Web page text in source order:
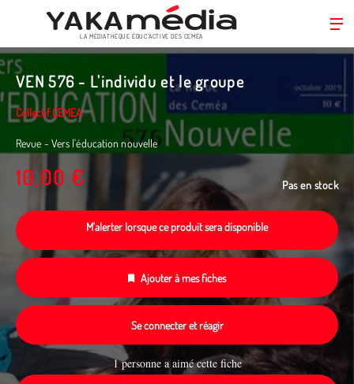
Aller
au
contenu
principal
LA MÉDIATHÈQUE ÉDUC’ACTIVE DES CEMÉA
VEN 576 - L'individu et le groupe
Collectif CEMEA
Revue - Vers l'éducation nouvelle
10,00 € Pas en stock
M'alerter lorsque ce produit sera disponible
Ajouter à mes fiches
Se connecter et réagir
1 personne a aimé cette fiche